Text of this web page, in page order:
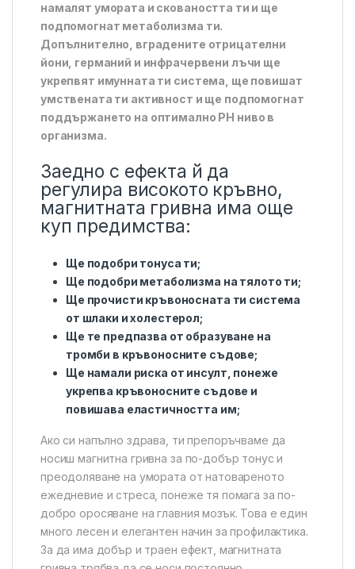
намалят умората и сковаността ти и ще
подпомогнат метаболизма ти.
Допълнително, вградените отрицателни
йони, германий и инфрачервени лъчи ще
укрепвят имунната ти система, ще повишат
умствената ти активност и ще подпомогнат
поддържането на оптимално PH ниво в
организма.
Заедно с ефекта й да
регулира високото кръвно,
магнитната гривна има още
куп предимства:
Ще подобри тонуса ти;
Ще подобри метаболизма на тялото ти;
Ще прочисти кръвоносната ти система
от шлаки и холестерол;
Ще те предпазва от образуване на
тромби в кръвоносните съдове;
Ще намали риска от инсулт, понеже
укрепва кръвоносните съдове и
повишава еластичността им;
Ако си напълно здрава, ти препоръчваме да
носиш магнитна гривна за по-добър тонус и
преодоляване на умората от натовареното
ежедневие и стреса, понеже тя помага за по-
добро оросяване на главния мозък. Това е един
много лесен и елегантен начин за профилактика.
За да има добър и траен ефект, магнитната